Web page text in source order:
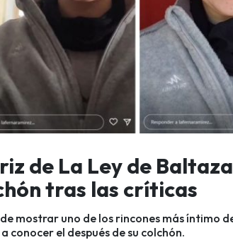
de La Ley de
tras las críticas
mostrar uno de los rincones más íntimo
conocer el después de su colchón.